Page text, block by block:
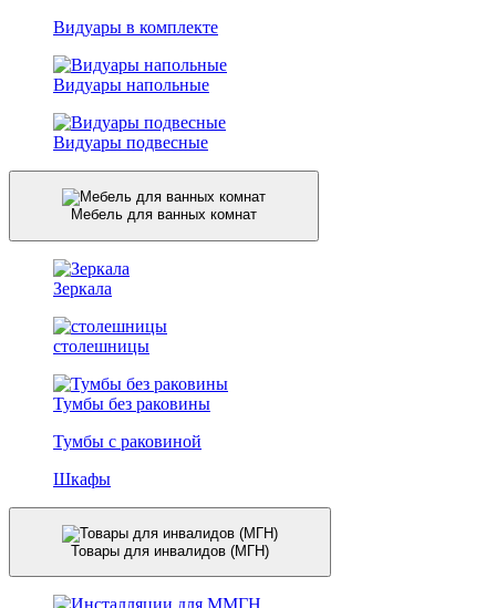
Видуары в комплекте
Видуары напольные
Видуары подвесные
Мебель для ванных комнат
Зеркала
столешницы
Тумбы без раковины
Тумбы с раковиной
Шкафы
Товары для инвалидов (МГН)